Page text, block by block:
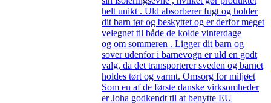
helt unikt . Uld absorberer fugt og holder
dit barn tør og beskyttet og er derfor meget
velegnet til både de kolde vinterdage
og om sommeren . Ligger dit barn og
sover udenfor i barnevogn er uld en godt
valg, da det transporterer sveden og barnet
holdes tørt og varmt. Omsorg for miljøet
Som en af de første danske virksomheder
er Joha godkendt til at benytte EU